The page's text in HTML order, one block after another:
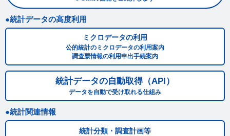
統計データの高度利用
ミクロデータの利用
公的統計のミクロデータの利用案内
調査票情報の利用申出手続案内
統計データの自動取得（API）
データを自動で受け取れる仕組み
統計関連情報
統計分類・調査計画等